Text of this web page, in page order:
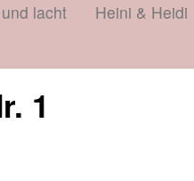
lacht Heini & Heidi
1